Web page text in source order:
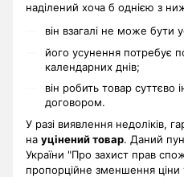
наділений хоча б однією з
він взагалі не може бути
його усунення потребує
календарних днів;
він робить товар
договором.
У разі виявлення недоліків,
на уцінений товар. Даний
України "Про захист прав
пропорційне зменшення ціни